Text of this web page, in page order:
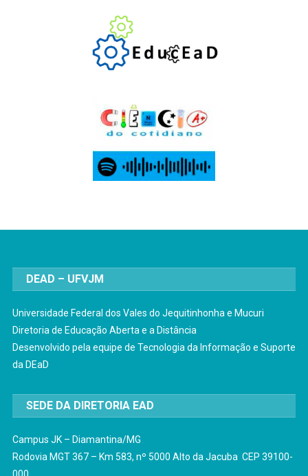
DEAD – UFVJM
Universidade Federal dos Vales do Jequitinhonha e Mucuri
Diretoria de Educação Aberta e a Distância
Desenvolvido pela equipe de Tecnologia da Informação e Suporte
da DEaD
SEDE DA DIRETORIA EAD
Campus JK – Diamantina/MG
Rodovia MGT 367 – Km 583, nº 5000 Alto da Jacuba CEP 39100-